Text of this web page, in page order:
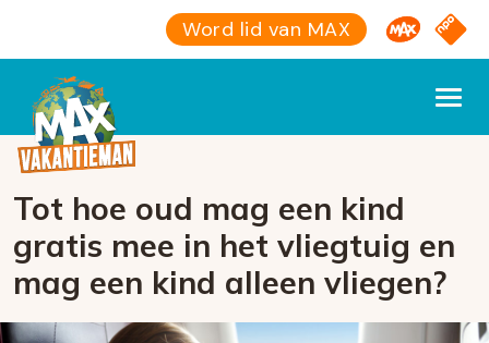
Word lid van MAX Omroep
NPO
Tot hoe oud mag een kind
gratis mee in het vliegtuig en
mag een kind alleen vliegen?